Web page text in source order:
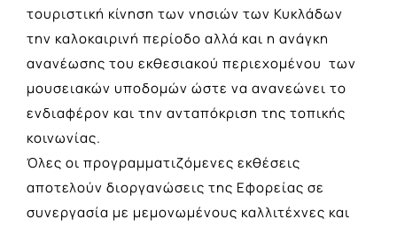
τουριστική κίνηση των νησιών των Κυκλάδων
την καλοκαιρινή περίοδο αλλά και η ανάγκη
ανανέωσης του εκθεσιακού περιεχομένου των
μουσειακών υποδομών ώστε να ανανεώνει το
ενδιαφέρον και την ανταπόκριση της τοπικής
κοινωνίας.
Όλες οι προγραμματιζόμενες εκθέσεις
αποτελούν διοργανώσεις της Εφορείας σε
συνεργασία με μεμονωμένους καλλιτέχνες και